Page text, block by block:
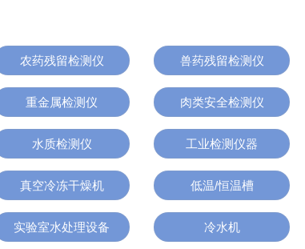
农药残留检测仪 兽药残留检测仪
重金属检测仪 肉类安全检测仪
水质检测仪 工业检测仪器
真空冷冻干燥机 低温/恒温槽
实验室水处理设备 冷水机